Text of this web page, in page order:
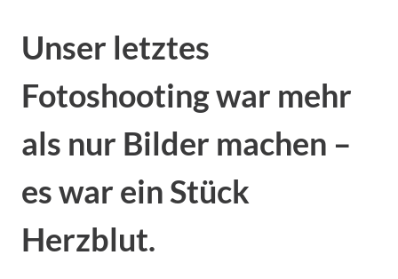
Unser letztes
Fotoshooting war mehr
als nur Bilder machen –
es war ein Stück
Herzblut.